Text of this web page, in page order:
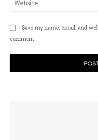
Save my name, email, and
comment.